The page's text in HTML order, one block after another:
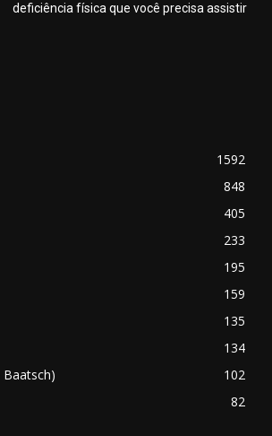
deficiência física que você precisa assistir
1592
848
405
233
195
159
135
134
Baatsch)
102
82